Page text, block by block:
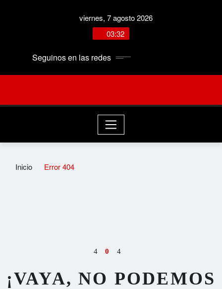
viernes, 7 agosto 2026
3:33:37 AM
Seguinos en las redes
40 4
¡VAYA, NO PODEMOS